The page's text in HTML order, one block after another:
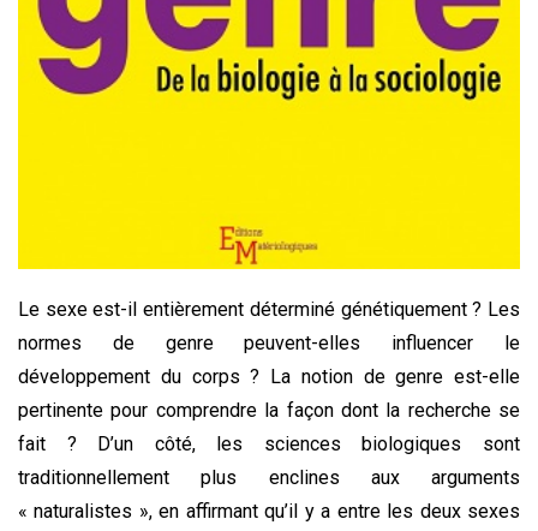
Le sexe est-il entièrement déterminé génétiquement ? Les
normes de genre peuvent-elles influencer le
développement du corps ? La notion de genre est-elle
pertinente pour comprendre la façon dont la recherche se
fait ? D’un côté, les sciences biologiques sont
traditionnellement plus enclines aux arguments
« naturalistes », en affirmant qu’il y a entre les deux sexes